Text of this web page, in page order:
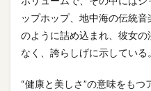
ップホップ、地中海の伝統
のように詰め込まれ、彼女
なく、誇らしげに示している。
“健康と美しさ”の意味をもつ